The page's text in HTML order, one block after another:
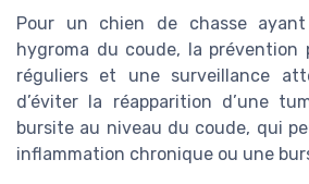
Pour un chien de chasse
hygroma du coude, la prévention
réguliers et une surveillance
d’éviter la réapparition d’une
bursite au niveau du coude, qui
inflammation chronique ou une